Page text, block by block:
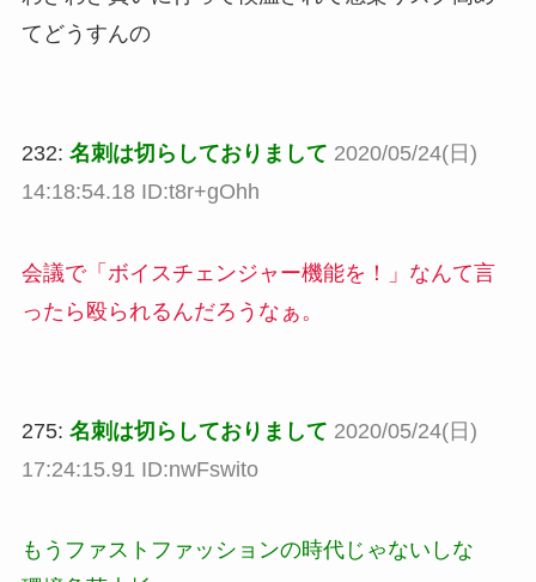
てどうすんの
232: 名刺は切らしておりまして 2020/05/24(日)
14:18:54.18 ID:t8r+gOhh
会議で「ボイスチェンジャー機能を！」なんて言
ったら殴られるんだろうなぁ。
275: 名刺は切らしておりまして 2020/05/24(日)
17:24:15.91 ID:nwFswito
もうファストファッションの時代じゃないしな